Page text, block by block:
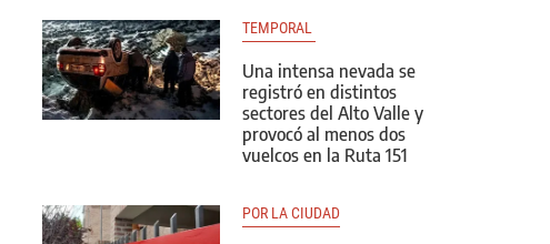
TEMPORAL
Una intensa nevada se
registró en distintos
sectores del Alto Valle y
provocó al menos dos
vuelcos en la Ruta 151
POR LA CIUDAD